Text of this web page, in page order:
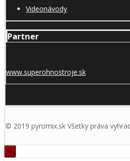
Videonávody
Partner
www.superohnostroje.sk
© 2019 pyromix.sk Všetky práva
×